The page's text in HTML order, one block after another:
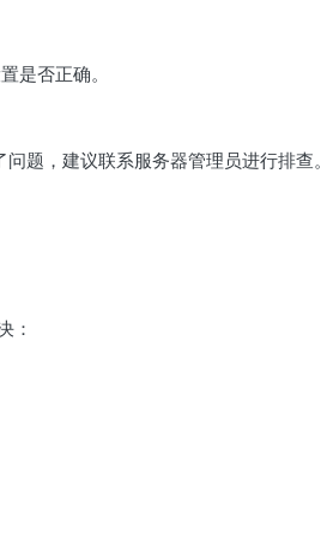
是否正确。
题，建议联系服务器管理员进行排查。
：